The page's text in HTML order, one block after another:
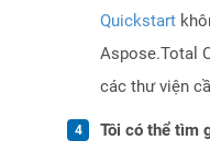
Quickstart
Aspose.Total
các thư viện
Tôi có thể tìm